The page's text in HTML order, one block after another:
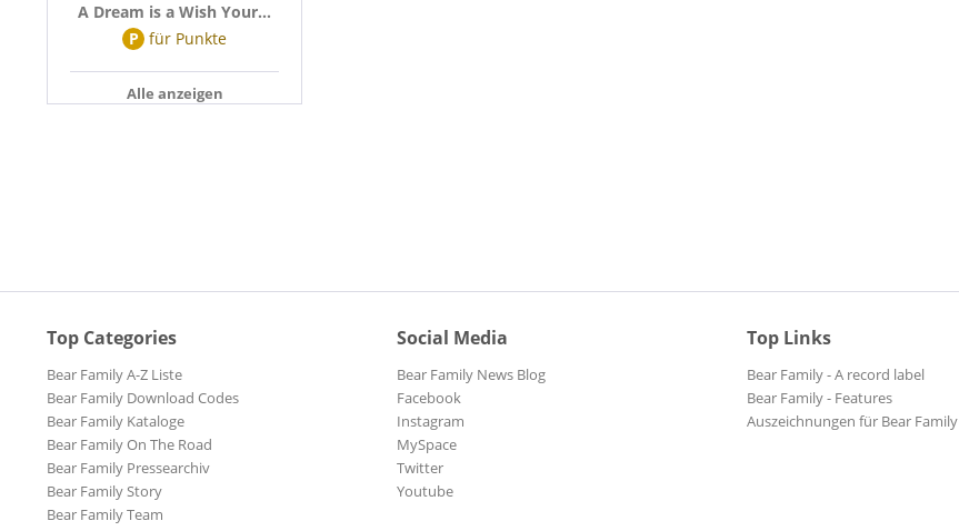
A Dream is a Wish Your...
P für Punkte
Alle anzeigen
Top Categories
Bear Family A-Z Liste
Bear Family Download Codes
Bear Family Kataloge
Bear Family On The Road
Bear Family Pressearchiv
Bear Family Story
Bear Family Team
Social Media
Bear Family News Blog
Facebook
Instagram
MySpace
Twitter
Youtube
Top Links
Bear Family - A record label
Bear Family - Features
Auszeichnungen für Bear Family